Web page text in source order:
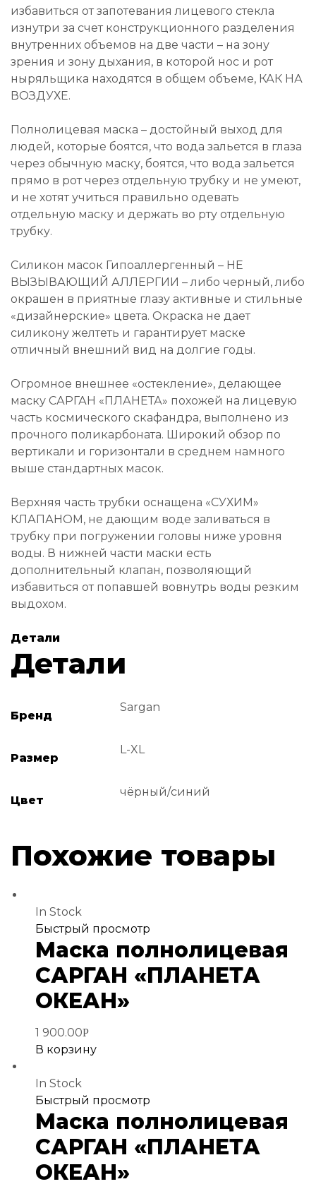
избавиться от запотевания лицевого стекла
изнутри за счет конструкционного разделения
внутренних объемов на две части – на зону
зрения и зону дыхания, в которой нос и рот
ныряльщика находятся в общем объеме, КАК НА
ВОЗДУХЕ.
Полнолицевая маска – достойный выход для
людей, которые боятся, что вода зальется в глаза
через обычную маску, боятся, что вода зальется
прямо в рот через отдельную трубку и не умеют,
и не хотят учиться правильно одевать
отдельную маску и держать во рту отдельную
трубку.
Силикон масок Гипоаллергенный – НЕ
ВЫЗЫВАЮЩИЙ АЛЛЕРГИИ – либо черный, либо
окрашен в приятные глазу активные и стильные
«дизайнерские» цвета. Окраска не дает
силикону желтеть и гарантирует маске
отличный внешний вид на долгие годы.
Огромное внешнее «остекление», делающее
маску САРГАН «ПЛАНЕТА» похожей на лицевую
часть космического скафандра, выполнено из
прочного поликарбоната. Широкий обзор по
вертикали и горизонтали в среднем намного
выше стандартных масок.
Верхняя часть трубки оснащена «СУХИМ»
КЛАПАНОМ, не дающим воде заливаться в
трубку при погружении головы ниже уровня
воды. В нижней части маски есть
дополнительный клапан, позволяющий
избавиться от попавшей вовнутрь воды резким
выдохом.
Детали
Детали
Бренд
Sargan
Размер
L-XL
Цвет
чёрный/синий
Похожие товары
In Stock
Добавить
в
Быстрый просмотр
Маска полнолицевая
САРГАН «ПЛАНЕТА
ОКЕАН»
1 900.00Р
В корзину
In Stock
Добавить
в
Быстрый просмотр
Маска полнолицевая
САРГАН «ПЛАНЕТА
ОКЕАН»